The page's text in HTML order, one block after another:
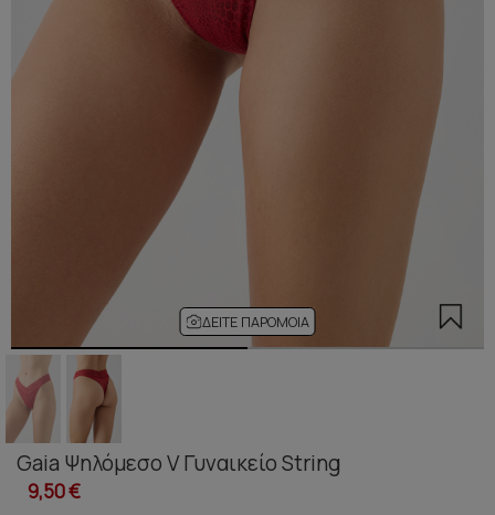
ΔΕΊΤΕ ΠΑΡΌΜΟΙΑ
Gaia Ψηλόμεσο V Γυναικείο String
9,50 €